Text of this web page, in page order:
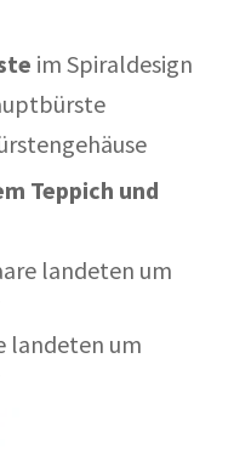
im Spiraldesign
Teppich und
landeten um
landeten um